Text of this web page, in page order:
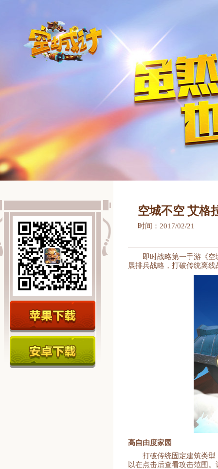
空城不空 艾格
时间：2017/02/21
即时战略第一手游《
展排兵战略，打破传统离
高自由度家园
打破传统固定建筑类
以在点击后查看攻击范围